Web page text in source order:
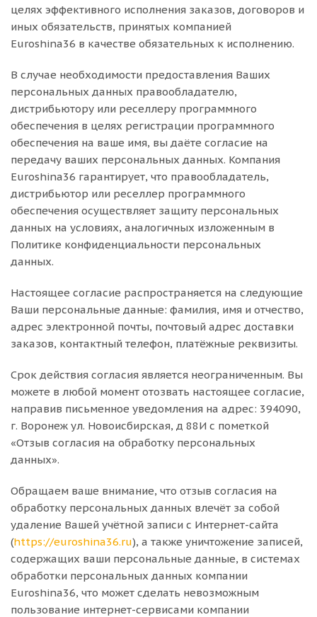
целях эффективного исполнения заказов, договоров и
иных обязательств, принятых компанией
Euroshina36 в качестве обязательных к исполнению.
В случае необходимости предоставления Ваших
персональных данных правообладателю,
дистрибьютору или реселлеру программного
обеспечения в целях регистрации программного
обеспечения на ваше имя, вы даёте согласие на
передачу ваших персональных данных. Компания
Euroshina36 гарантирует, что правообладатель,
дистрибьютор или реселлер программного
обеспечения осуществляет защиту персональных
данных на условиях, аналогичных изложенным в
Политике конфиденциальности персональных
данных.
Настоящее согласие распространяется на следующие
Ваши персональные данные: фамилия, имя и отчество,
адрес электронной почты, почтовый адрес доставки
заказов, контактный телефон, платёжные реквизиты.
Срок действия согласия является неограниченным. Вы
можете в любой момент отозвать настоящее согласие,
направив письменное уведомления на адрес: 394090,
г. Воронеж ул. Новоисбирская, д 88И с пометкой
«Отзыв согласия на обработку персональных
данных».
Обращаем ваше внимание, что отзыв согласия на
обработку персональных данных влечёт за собой
удаление Вашей учётной записи с Интернет-сайта
(https://euroshina36.ru), а также уничтожение записей,
содержащих ваши персональные данные, в системах
обработки персональных данных компании
Euroshina36, что может сделать невозможным
пользование интернет-сервисами компании